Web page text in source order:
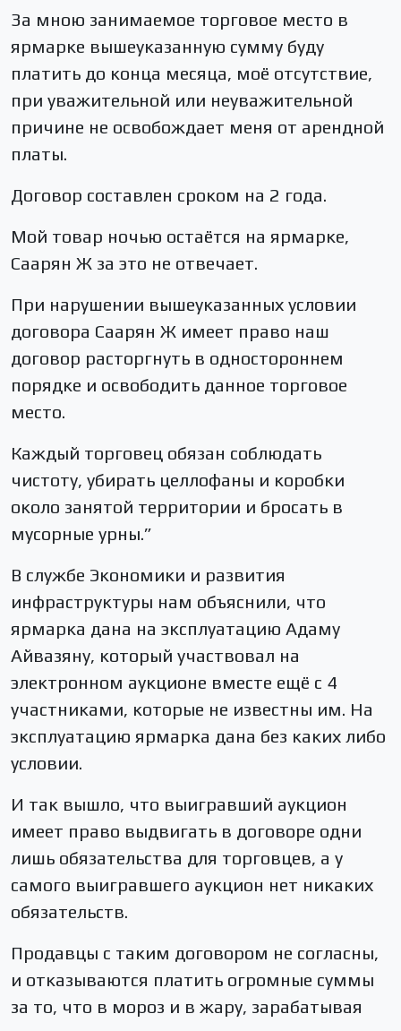
За мною занимаемое торговое место в
ярмарке вышеуказанную сумму буду
платить до конца месяца, моё отсутствие,
при уважительной или неуважительной
причине не освобождает меня от арендной
платы.
Договор составлен сроком на 2 года.
Мой товар ночью остаётся на ярмарке,
Саарян Ж за это не отвечает.
При нарушении вышеуказанных условии
договора Саарян Ж имеет право наш
договор расторгнуть в одностороннем
порядке и освободить данное торговое
место.
Каждый торговец обязан соблюдать
чистоту, убирать целлофаны и коробки
около занятой территории и бросать в
мусорные урны.”
В службе Экономики и развития
инфраструктуры нам объяснили, что
ярмарка дана на эксплуатацию Адаму
Айвазяну, который участвовал на
электронном аукционе вместе ещё с 4
участниками, которые не известны им. На
эксплуатацию ярмарка дана без каких либо
условии.
И так вышло, что выигравший аукцион
имеет право выдвигать в договоре одни
лишь обязательства для торговцев, а у
самого выигравшего аукцион нет никаких
обязательств.
Продавцы с таким договором не согласны,
и отказываются платить огромные суммы
за то, что в мороз и в жару, зарабатывая